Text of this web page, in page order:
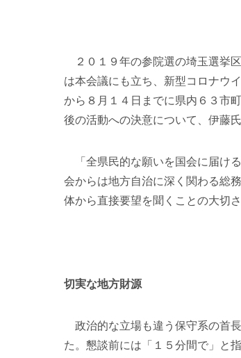
２０１９年の参院選の埼玉選挙
は本会議にも立ち、新型コロナウ
から８月１４日までに県内６３市
後の活動への決意について、伊藤
「全県民的な願いを国会に届け
会からは地方自治に深く関わる総
体から直接要望を聞くことの大切
切実な地方財源
政治的な立場も違う保守系の首
た。懇談前には「１５分間で」と